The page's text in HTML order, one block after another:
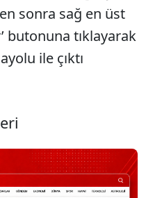
sonra sağ en üst
butonuna tıklayarak
ile çıktı
Sesi Aç